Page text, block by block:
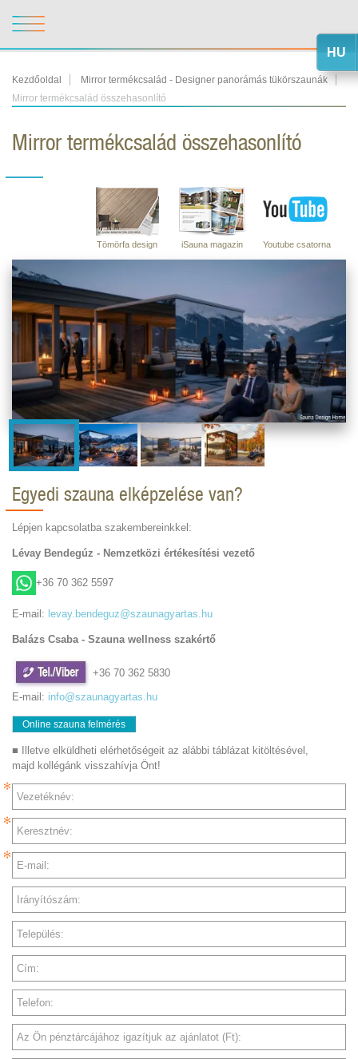
Kezdőoldal
Mirror termékcsalád - Designer panorámás tükörszaunák
Mirror termékcsalád összehasonlító
Mirror termékcsalád összehasonlító
Youtube csatorna
iSauna magazin
Tömörfa design
Egyedi szauna elképzelése van?
Lépjen kapcsolatba szakembereinkkel:
Lévay Bendegúz - Nemzetközi értékesítési vezető
+36 70 362 5597
E-mail: levay.bendeguz@szaunagyartas.hu
Balázs Csaba - Szauna wellness szakértő
+36 70 362 5830
E-mail: info@szaunagyartas.hu
Online szauna felmérés
■ Illetve elküldheti elérhetőségeit az alábbi táblázat kitöltésével,
majd kollégánk visszahívja Önt!
Vezetéknév:
Keresztnév:
E-mail:
Irányítószám:
Település:
Cím:
Telefon:
Az Ön pénztárcájához igazítjuk az ajánlatot (Ft):
HU